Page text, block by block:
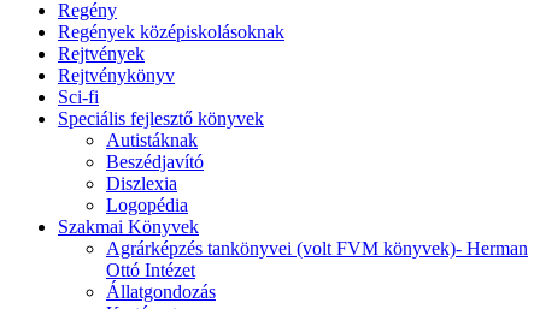
Regény
Regények középiskolásoknak
Rejtvények
Rejtvénykönyv
Sci-fi
Speciális fejlesztő könyvek
Autistáknak
Beszédjavító
Diszlexia
Logopédia
Szakmai Könyvek
Agrárképzés tankönyvei (volt FVM könyvek)- Herman
Ottó Intézet
Állatgondozás